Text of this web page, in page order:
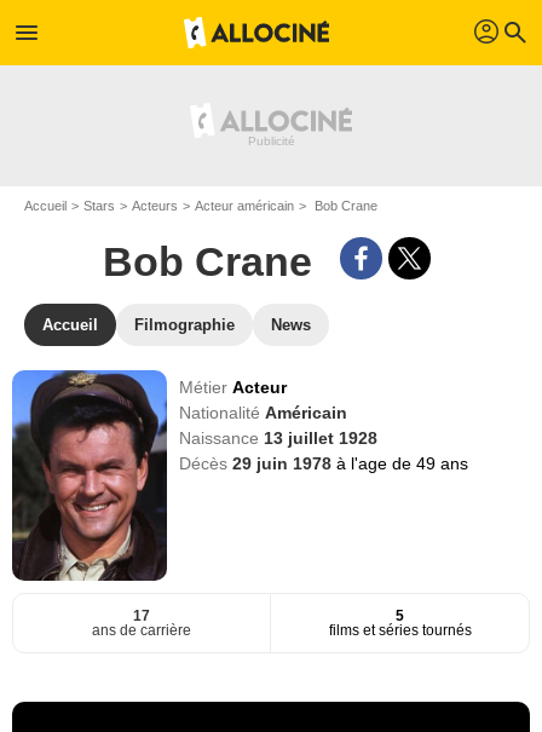
menu profil search
Accueil Stars Acteurs Acteur américain Bob Crane
Bob Crane
Accueil Filmographie News
MétierActeur
NationalitéAméricain
Naissance 13 juillet 1928
Décès29 juin 1978à l'age de 49 ans
17
ans de carrière
5
films et séries tournés